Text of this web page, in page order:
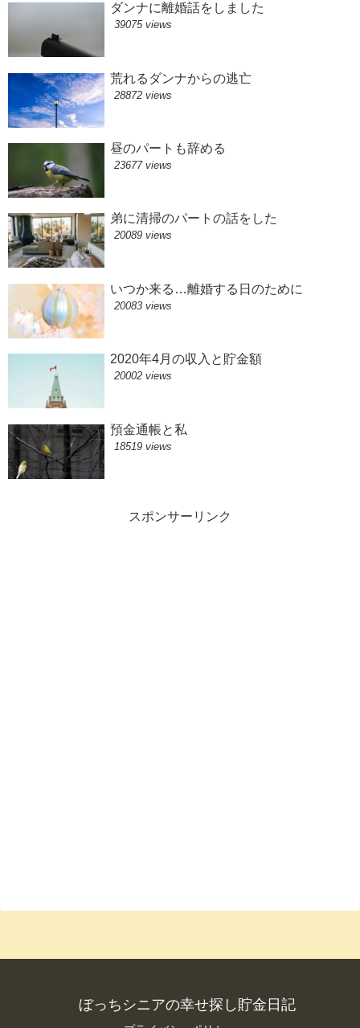
ダンナに離婚話をしました
39075 views
荒れるダンナからの逃亡
28872 views
昼のパートも辞める
23677 views
弟に清掃のパートの話をした
20089 views
いつか来る…離婚する日のために
20083 views
2020年4月の収入と貯金額
20002 views
預金通帳と私
18519 views
スポンサーリンク
ぼっちシニアの幸せ探し貯金日記